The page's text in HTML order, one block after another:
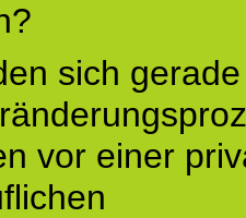
sich
vor einer